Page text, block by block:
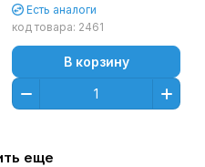
Есть аналоги
код товара: 2461
В корзину
еще